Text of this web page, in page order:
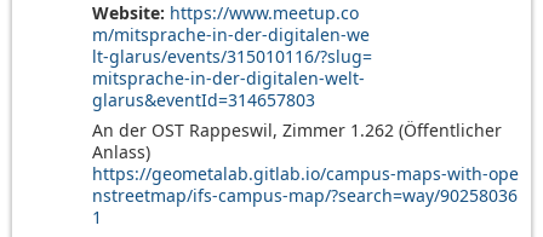
Website: https://www.meetup.co
m/mitsprache-in-der-digitalen-we
lt-glarus/events/315010116/?slug=
mitsprache-in-der-digitalen-welt-
glarus&eventId=314657803
An der OST Rappeswil, Zimmer 1.262 (Öffentlicher
Anlass)
https://geometalab.gitlab.io/campus-maps-with-ope
nstreetmap/ifs-campus-map/?search=way/90258036
1